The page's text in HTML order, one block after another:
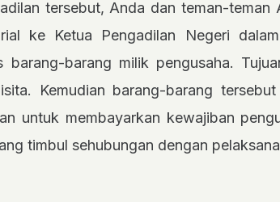
tersebut, Anda dan teman-
ke Ketua Pengadilan Negeri
barang-barang milik pengusaha.
Kemudian barang-barang
untuk membayarkan kewajiban
timbul sehubungan dengan